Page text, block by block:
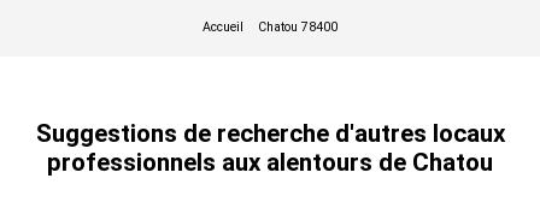
Locaux traversants et lumineux
Salle de réunion
Espace détente
Suggestions de recherche d'autres locaux
professionnels aux alentours de Chatou